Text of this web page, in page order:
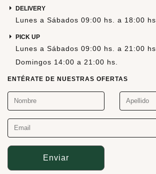
DELIVERY
Lunes a Sábados 09:00 hs. a 18:00 hs.
PICK UP
Lunes a Sábados 09:00 hs. a 21:00 hs.
Domingos 14:00 a 21:00 hs.
ENTÉRATE DE NUESTRAS OFERTAS
Enviar